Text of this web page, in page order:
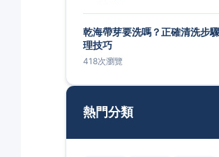
乾海帶芽要洗嗎？正確清洗步
理技巧
418次瀏覽
熱門分類